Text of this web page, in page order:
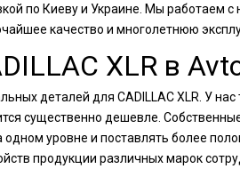
по Киеву и Украине. Мы
качество и многолетнюю
XLR в
деталей для CADILLAC XLR. У
существенно дешевле.
уровне и поставлять более
продукции различных марок